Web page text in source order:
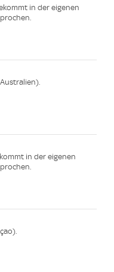
in der eigenen
in der eigenen